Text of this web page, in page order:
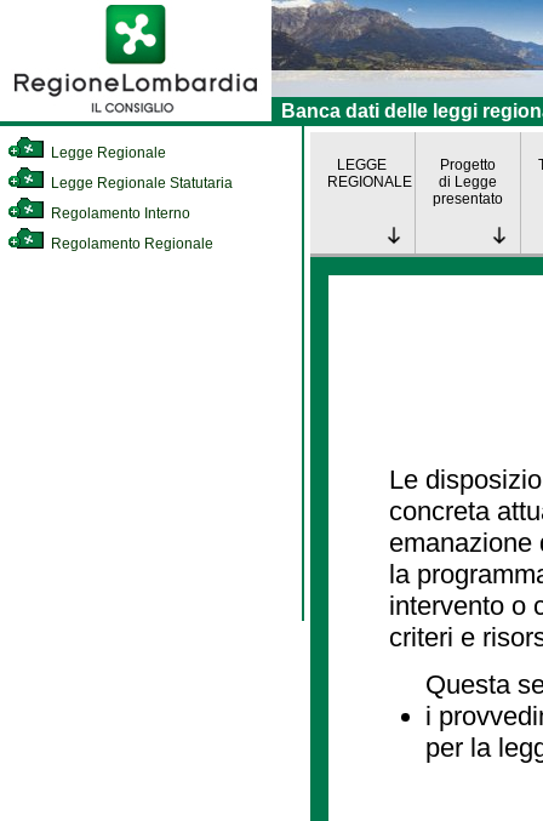
Banca dati delle leggi
Legge Regionale
Legge Regionale Statutaria
Regolamento Interno
Regolamento Regionale
LEGGE
REGIONALE
Progetto
di Legge
presentato
Le
concreta
emanazione
la
intervento o
criteri e
Questa
i
per la